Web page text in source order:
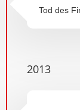
Tod des
2013